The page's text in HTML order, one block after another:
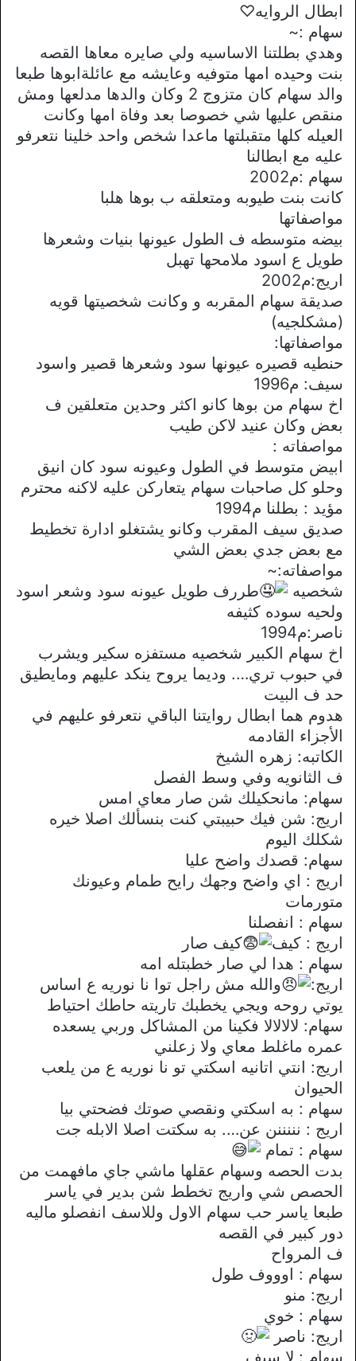
ابطال الروايه♡
سهام :~
وهدي بطلتنا الاساسيه ولي صايره معاها القصه
بنت وحيده امها متوفيه وعايشه مع عائلةابوها طبعا
والد سهام كان متزوج 2 وكان والدها مدلعها ومش
منقص عليها شي خصوصا بعد وفاة امها وكانت
العيله كلها متقبلتها ماعدا شخص واحد خلينا نتعرفو
عليه مع ابطالنا
سهام :م2002
كانت بنت طيوبه ومتعلقه ب بوها هلبا
مواصفاتها
بيضه متوسطه ف الطول عيونها بنيات وشعرها
طويل ع اسود ملامحها تهبل
اريج:م2002
صديقة سهام المقربه و وكانت شخصيتها قويه
(مشكلجيه)
مواصفاتها:
حنطيه قصيره عيونها سود وشعرها قصير واسود
سيف: م1996
اخ سهام من بوها كانو اكثر وحدين متعلقين ف
بعض وكان عنيد لاكن طيب
مواصفاته :
ابيض متوسط في الطول وعيونه سود كان انيق
وحلو كل صاحبات سهام يتعاركن عليه لاكنه محترم
مؤيد : بطلنا م1994
صديق سيف المقرب وكانو يشتغلو ادارة تخطيط
مع بعض جدي بعض الشي
مواصفاته:~
شخصيه
طررف طويل عيونه سود وشعر اسود
ولحيه سوده كثيفه
ناصر:م1994
اخ سهام الكبير شخصيه مستفزه سكير ويشرب
في حبوب تري…. وديما يروح ينكد عليهم ومايطيق
حد ف البيت
هدوم هما ابطال روايتنا الباقي نتعرفو عليهم في
الأجزاء القادمه
الكاتبه: زهره الشيخ
ف الثانويه وفي وسط الفصل
سهام: مانحكيلك شن صار معاي امس
اريج: شن فيك حبيبتي كنت بنسألك اصلا خيره
شكلك اليوم
سهام: قصدك واضح عليا
اريج : اي واضح وجهك رايح طمام وعيونك
متورمات
سهام : انفصلنا
اريج : كيف
كيف صار
سهام : هدا لي صار خطبتله امه
اريج:
والله مش راجل توا نا نوريه ع اساس
يوتي روحه ويجي يخطبك تاريته حاطك احتياط
سهام: لالالالا فكينا من المشاكل وربي يسعده
عمره ماغلط معاي ولا زعلني
اريج: انتي اتانيه اسكتي تو نا نوريه ع من يلعب
الحيوان
سهام : به اسكتي ونقصي صوتك فضحتي بيا
اريج : نننننن عن…. به سكتت اصلا الابله جت
سهام : تمام
بدت الحصه وسهام عقلها ماشي جاي مافهمت من
الحصص شي واريج تخطط شن بدير في ياسر
طبعا ياسر حب سهام الاول وللاسف انفصلو ماليه
دور كبير في القصه
ف المرواح
سهام : اوووف طول
اريج: منو
سهام : خوي
اريج: ناصر
سهام : لا سيف